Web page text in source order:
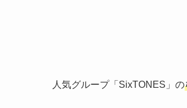
人気グループ「SixTONES」の